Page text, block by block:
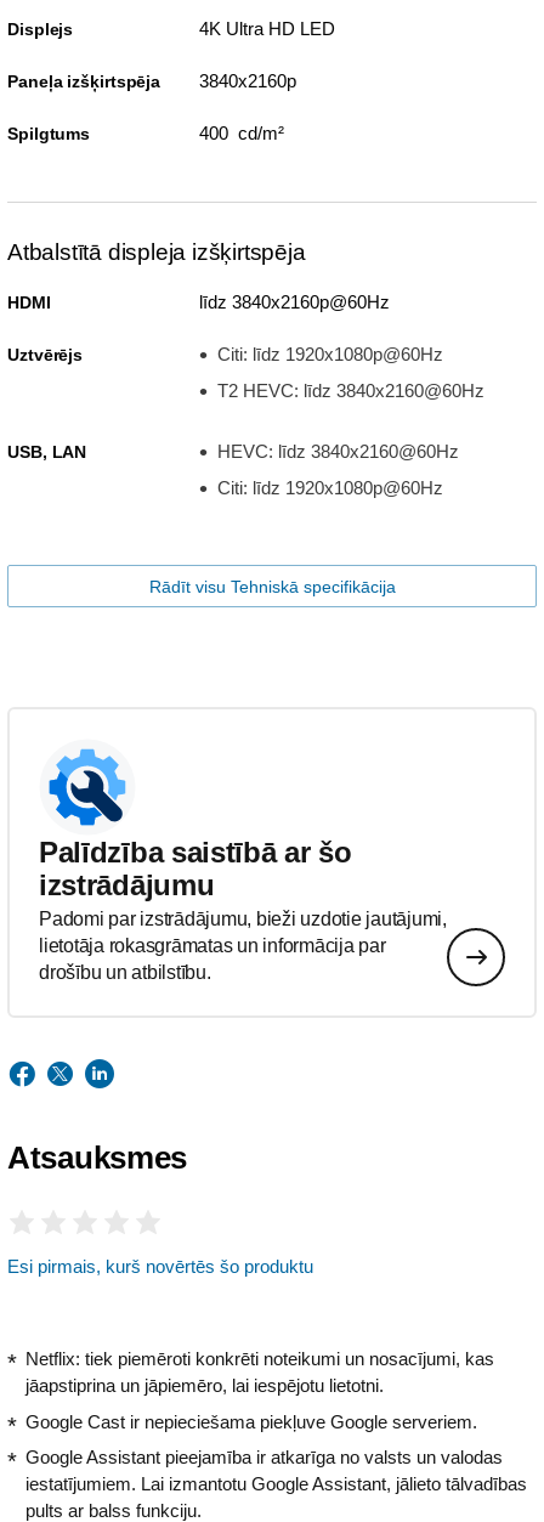
Displejs 4K Ultra HD LED
Paneļa izšķirtspēja 3840x2160p
Spilgtums 400 cd/m²
Atbalstītā displeja izšķirtspēja
HDMI līdz 3840x2160p@60Hz
Uztvērējs
Citi: līdz 1920x1080p@60Hz
T2 HEVC: līdz 3840x2160@60Hz
USB, LAN
HEVC: līdz 3840x2160@60Hz
Citi: līdz 1920x1080p@60Hz
Rādīt visu Tehniskā specifikācija
Palīdzība saistībā ar šo
izstrādājumu
Padomi par izstrādājumu, bieži uzdotie jautājumi,
lietotāja rokasgrāmatas un informācija par
drošību un atbilstību.
Atsauksmes
Esi pirmais, kurš novērtēs šo produktu
Netflix: tiek piemēroti konkrēti noteikumi un nosacījumi, kas
jāapstiprina un jāpiemēro, lai iespējotu lietotni.
Google Cast ir nepieciešama piekļuve Google serveriem.
Google Assistant pieejamība ir atkarīga no valsts un valodas
iestatījumiem. Lai izmantotu Google Assistant, jālieto tālvadības
pults ar balss funkciju.